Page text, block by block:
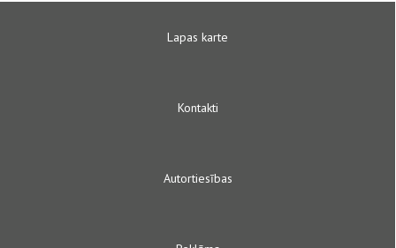
Lapas karte
Kontakti
Autortiesības